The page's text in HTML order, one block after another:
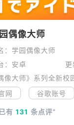
偶像大师
：学园偶像大师
：安卓
网
谷歌账号
有 131 条点评”